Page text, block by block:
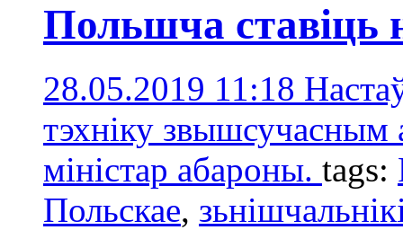
Польшча ставіць
28.05.2019 11:18
тэхніку звышсучасным
міністар абароны. tags:
Польскае,